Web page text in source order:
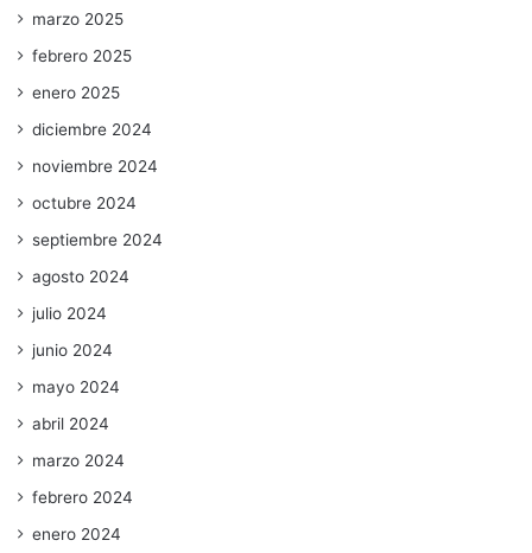
marzo 2025
febrero 2025
enero 2025
diciembre 2024
noviembre 2024
octubre 2024
septiembre 2024
agosto 2024
julio 2024
junio 2024
mayo 2024
abril 2024
marzo 2024
febrero 2024
enero 2024